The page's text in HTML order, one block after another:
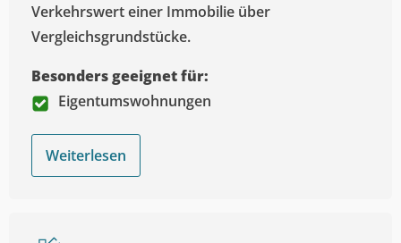
Verkehrswert einer Immobilie über
Vergleichsgrundstücke.
Besonders geeignet für:
Eigentumswohnungen
Weiterlesen